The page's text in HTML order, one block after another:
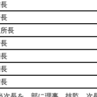
長